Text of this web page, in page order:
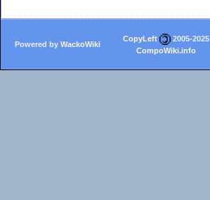
Powered by WackoWiki
CopyLeft
2005-2025
CompoWiki.info